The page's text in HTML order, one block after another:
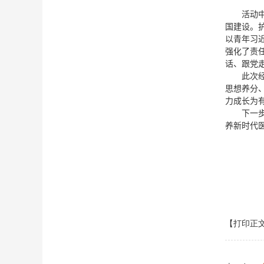
活动
国建设。
以青年习
强化 了责
话、跟党
此次
思想养分、
力成长为
下一
养新时代
【打印正